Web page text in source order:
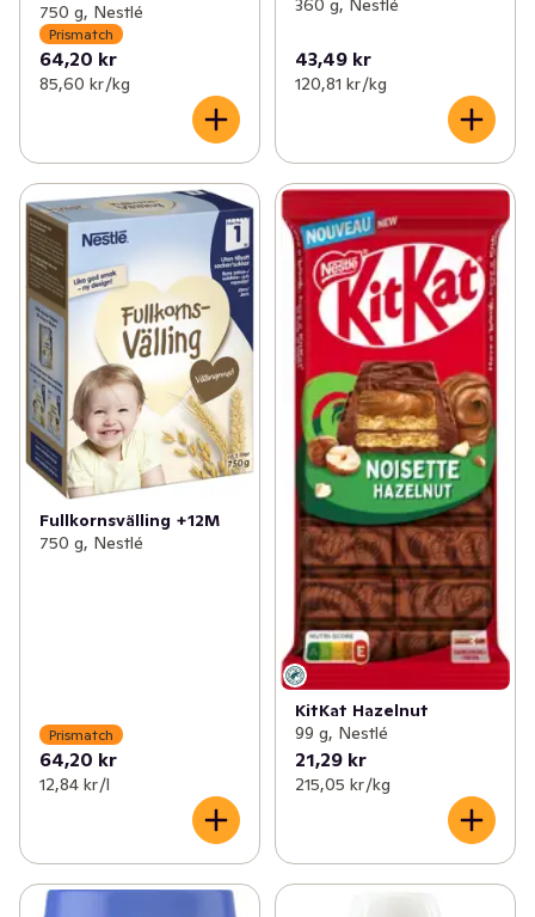
750 g, Nestlé
Prismatch
64,20 kr
85,60 kr /kg
360 g, Nestlé
43,49 kr
120,81 kr /kg
Fullkornsvälling +12M
750 g, Nestlé
Prismatch
64,20 kr
12,84 kr /l
KitKat Hazelnut
99 g, Nestlé
21,29 kr
215,05 kr /kg